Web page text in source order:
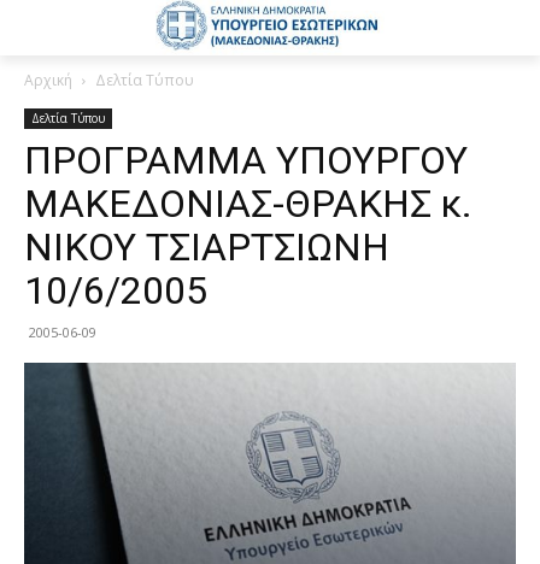
Αρχική Δελτία Τύπου
Δελτία Τύπου
ΠΡΟΓΡΑΜΜΑ ΥΠΟΥΡΓΟΥ
ΜΑΚΕΔΟΝΙΑΣ-ΘΡΑΚΗΣ κ.
ΝΙΚΟΥ ΤΣΙΑΡΤΣΙΩΝΗ
10/6/2005
2005-06-09